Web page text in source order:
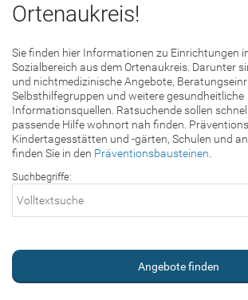
Ortenaukreis!
Sie finden hier Informationen zu Einrichtungen
Sozialbereich aus dem Ortenaukreis. Darunter
und nichtmedizinische Angebote,
Selbsthilfegruppen und weitere gesundheitliche
Informationsquellen. Ratsuchende sollen
passende Hilfe wohnort nah finden.
Kindertagesstätten und -gärten, Schulen und
finden Sie in den Präventionsbausteinen
Suchbegriffe: